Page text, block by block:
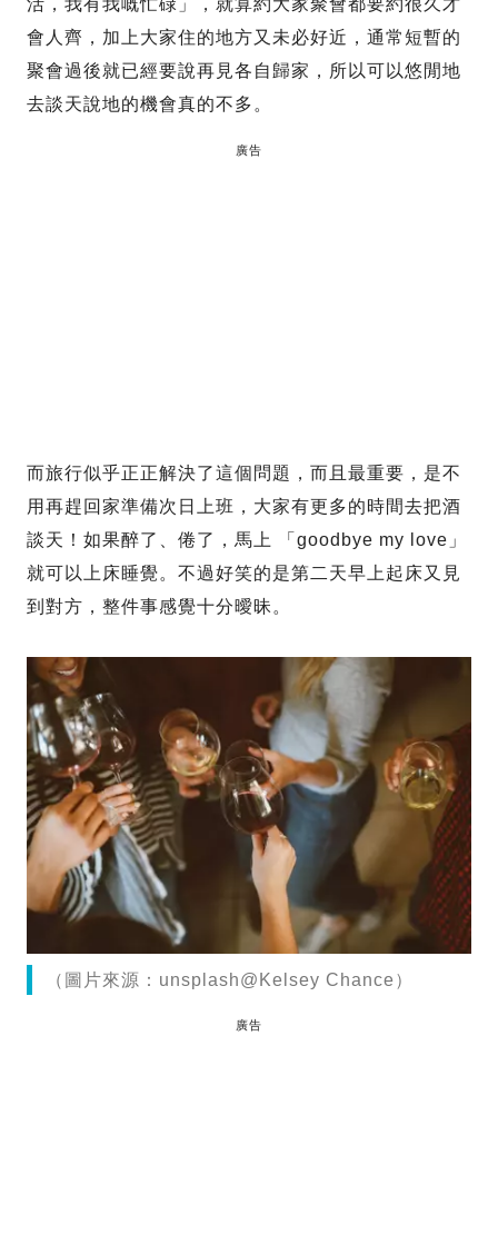
活，我有我嘅忙碌」，就算約大家聚會都要約很久才
會人齊，加上大家住的地方又未必好近，通常短暫的
聚會過後就已經要說再見各自歸家，所以可以悠閒地
去談天說地的機會真的不多。
廣告
而旅行似乎正正解決了這個問題，而且最重要，是不
用再趕回家準備次日上班，大家有更多的時間去把酒
談天！如果醉了、倦了，馬上 「goodbye my love」
就可以上床睡覺。不過好笑的是第二天早上起床又見
到對方，整件事感覺十分曖昧。
（圖片來源：unsplash@Kelsey Chance）
廣告